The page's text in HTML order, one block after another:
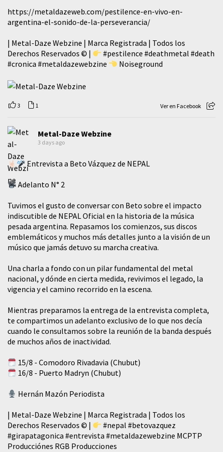
https://metaldazeweb.com/pestilence-en-vivo-en-
argentina-el-sonido-de-la-perseverancia/
| Metal-Daze Webzine | Marca Registrada | Todos los
Derechos Reservados © |
#pestilence #deathmetal #death
#cronica #metaldazewebzine Noiseground
3 1 Ver en Facebook
Metal-Daze Webzine
3 days ago
Entrevista a Beto Vázquez de NEPAL
Adelanto N° 2
Tuvimos el gusto de conversar con Beto sobre el impacto
indiscutible de NEPAL Oficial en la historia de la música
pesada argentina. Repasamos los comienzos, sus discos
emblemáticos y muchos más detalles junto a la visión de un
músico que jamás detuvo su marcha creativa.
​Una charla a fondo con un pilar fundamental del metal
nacional, y dónde en cierta medida, revivimos el legado, la
vigencia y el camino recorrido en la escena.
Mientras preparamos la entrega de la entrevista completa,
te compartimos un adelanto exclusivo de lo que nos decía
cuando le consultamos sobre la reunión de la banda después
de muchos años de inactividad.
15/8 - Comodoro Rivadavia (Chubut)
16/8 - Puerto Madryn (Chubut)
Hernán Mazón Periodista
| Metal-Daze Webzine | Marca Registrada | Todos los
Derechos Reservados © |
#nepal #betovazquez
#girapatagonica #entrevista #metaldazewebzine MCPTP
Producciónes RGB Producciones